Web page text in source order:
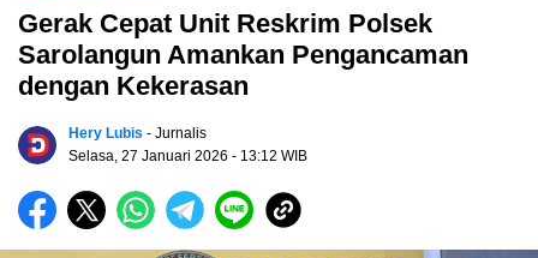
Gerak Cepat Unit Reskrim Polsek
Sarolangun Amankan Pengancaman
dengan Kekerasan
Hery Lubis - Jurnalis
Selasa, 27 Januari 2026 - 13:12 WIB